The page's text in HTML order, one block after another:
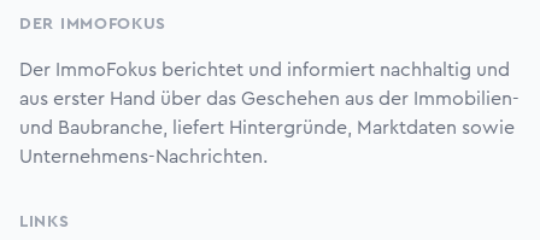
DER IMMOFOKUS
Der ImmoFokus berichtet und informiert nachhaltig und
aus erster Hand über das Geschehen aus der Immobilien-
und Baubranche, liefert Hintergründe, Marktdaten sowie
Unternehmens-Nachrichten.
LINKS